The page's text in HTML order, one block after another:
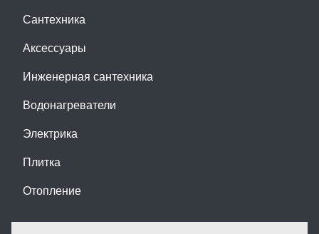
Сантехника
Аксессуары
Инженерная сантехника
Водонагреватели
Электрика
Плитка
Отопление